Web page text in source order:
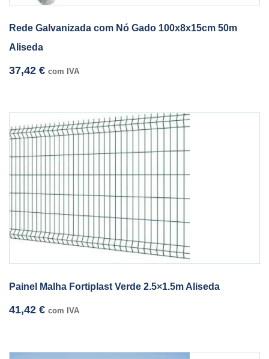
Rede Galvanizada com Nó Gado 100x8x15cm 50m
Aliseda
37,42 € com IVA
Painel Malha Fortiplast Verde 2.5×1.5m Aliseda
41,42 € com IVA